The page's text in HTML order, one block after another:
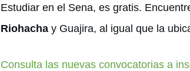
Estudiar en el Sena, es gratis.
Riohacha y Guajira, al igual que la
Consulta las nuevas convocatorias a